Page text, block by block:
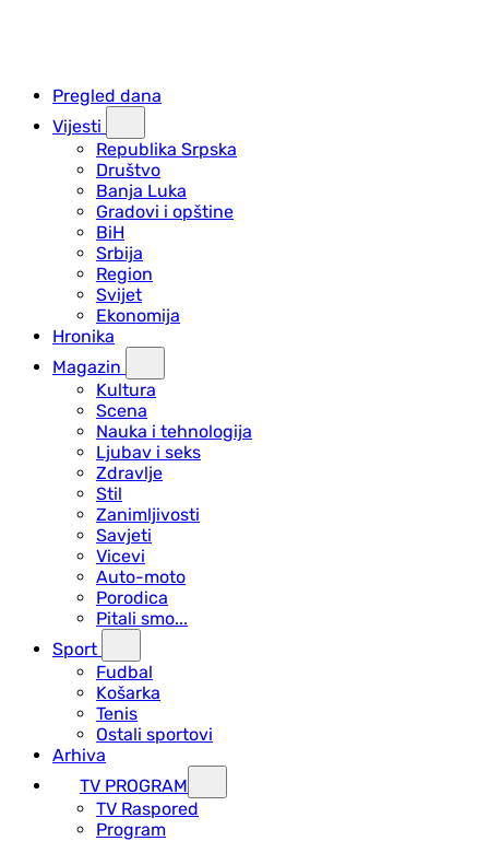
Pregled dana
Vijesti
Republika Srpska
Društvo
Banja Luka
Gradovi i opštine
BiH
Srbija
Region
Svijet
Ekonomija
Hronika
Magazin
Kultura
Scena
Nauka i tehnologija
Ljubav i seks
Zdravlje
Stil
Zanimljivosti
Savjeti
Vicevi
Auto-moto
Porodica
Pitali smo...
Sport
Fudbal
Košarka
Tenis
Ostali sportovi
Arhiva
TV PROGRAM
ТV Raspored
Program